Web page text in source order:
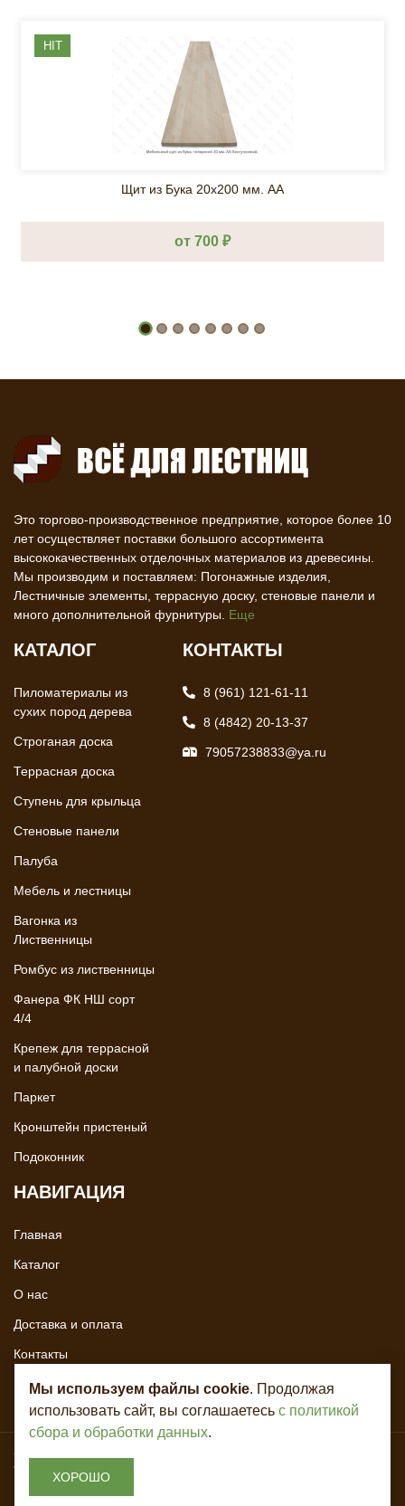
HIT
Щит из Бука 20х200 мм. AA
от 700 ₽
Это торгово-производственное предприятие, которое более 10
лет осуществляет поставки большого ассортимента
высококачественных отделочных материалов из древесины.
Мы производим и поставляем: Погонажные изделия,
Лестничные элементы, террасную доску, стеновые панели и
много дополнительной фурнитуры. Еще
КАТАЛОГ
Пиломатериалы из
сухих пород дерева
Строганая доска
Террасная доска
Ступень для крыльца
Стеновые панели
Палуба
Мебель и лестницы
Вагонка из
Лиственницы
Ромбус из лиственницы
Фанера ФК НШ сорт
4/4
Крепеж для террасной
и палубной доски
Паркет
Кронштейн пристеный
Подоконник
НАВИГАЦИЯ
Главная
Каталог
О нас
Доставка и оплата
Контакты
КОНТАКТЫ
8 (961) 121-61-11
8 (4842) 20-13-37
79057238833@ya.ru
Copyright © 2020 - 2026. Всё для лестниц. Разработка и продвижение -
Vegas Studio
Мы используем файлы cookie. Продолжая
использовать сайт, вы соглашаетесь с политикой
сбора и обработки данных.
ХОРОШО